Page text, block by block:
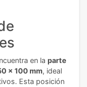
en la parte
x 100 mm, ideal
Esta posición